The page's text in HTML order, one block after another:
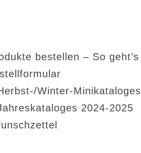
bestellen – So geht’s
Winter-Minikataloges
2024-2025